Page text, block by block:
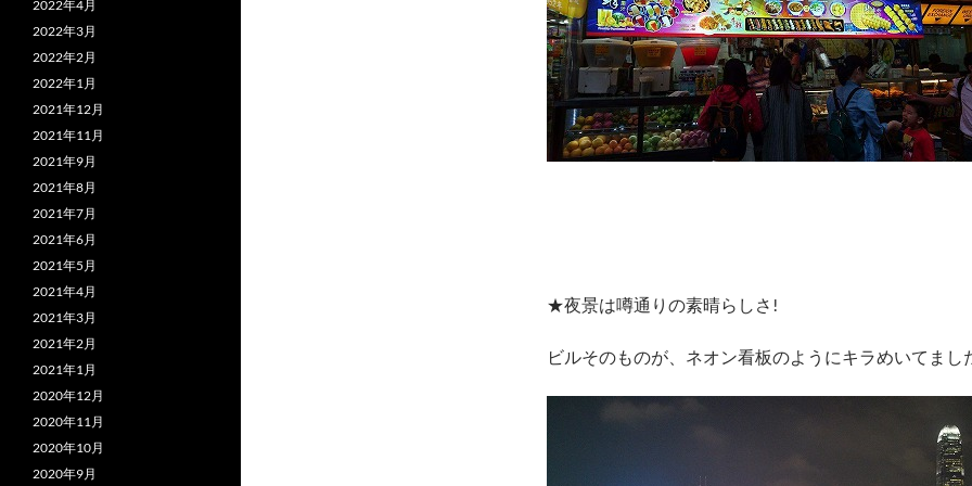
★夜景は噂通りの素晴らしさ!
ビルそのものが、ネオン看板のようにキラめいてまし
2022年4月
2022年3月
2022年2月
2022年1月
2021年12月
2021年11月
2021年9月
2021年8月
2021年7月
2021年6月
2021年5月
2021年4月
2021年3月
2021年2月
2021年1月
2020年12月
2020年11月
2020年10月
2020年9月